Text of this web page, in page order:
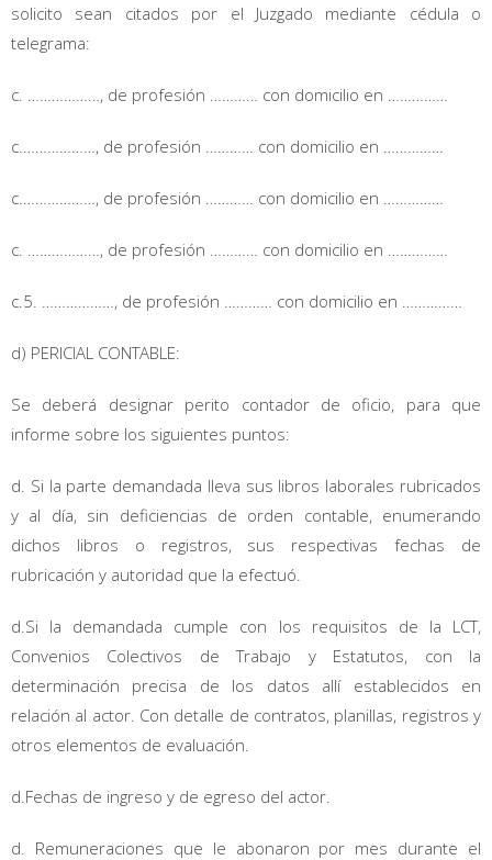
solicito sean citados por el Juzgado mediante cédula o
telegrama:
c. ………………, de profesión ………… con domicilio en ……………
c.………………, de profesión ………… con domicilio en ……………
c.………………, de profesión ………… con domicilio en ……………
c. ………………, de profesión ………… con domicilio en ……………
c.5. ………………, de profesión ………… con domicilio en ……………
d) PERICIAL CONTABLE:
Se deberá designar perito contador de oficio, para que
informe sobre los siguientes puntos:
d. Si la parte demandada lleva sus libros laborales rubricados
y al día, sin deficiencias de orden contable, enumerando
dichos libros o registros, sus respectivas fechas de
rubricación y autoridad que la efectuó.
d.Si la demandada cumple con los requisitos de la LCT,
Convenios Colectivos de Trabajo y Estatutos, con la
determinación precisa de los datos allí establecidos en
relación al actor. Con detalle de contratos, planillas, registros y
otros elementos de evaluación.
d.Fechas de ingreso y de egreso del actor.
d. Remuneraciones que le abonaron por mes durante el